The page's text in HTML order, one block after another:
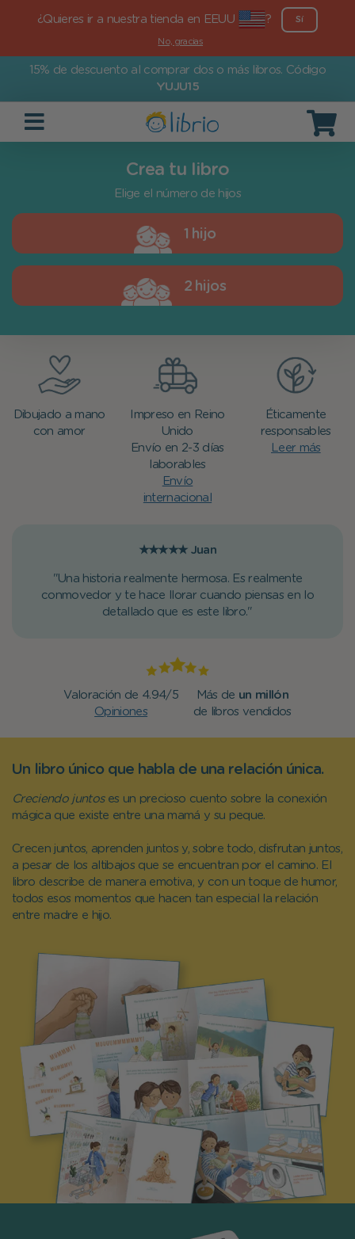
¿Quieres ir a nuestra tienda en EEUU ? Sí
No, gracias
15% de descuento al comprar dos o más libros. Código
YUJU15
Crea tu libro
Elige el número de hijos
1 hijo
2 hijos
Dibujado a mano
con amor
Impreso en Reino
Unido
Envío en 2-3 días
laborables
Envío
internacional
Éticamente
responsables
Leer más
★★★★★ Juan
"Una historia realmente hermosa. Es realmente
conmovedor y te hace llorar cuando piensas en lo
detallado que es este libro."
Valoración de 4.94/5
Opiniones
Más de un millón
de libros vendidos
Un libro único que habla de una relación única.
Creciendo juntos es un precioso cuento sobre la conexión
mágica que existe entre una mamá y su peque.
Crecen juntos, aprenden juntos y, sobre todo, disfrutan juntos,
a pesar de los altibajos que se encuentran por el camino. El
libro describe de manera emotiva, y con un toque de humor,
todos esos momentos que hacen tan especial la relación
entre madre e hijo.